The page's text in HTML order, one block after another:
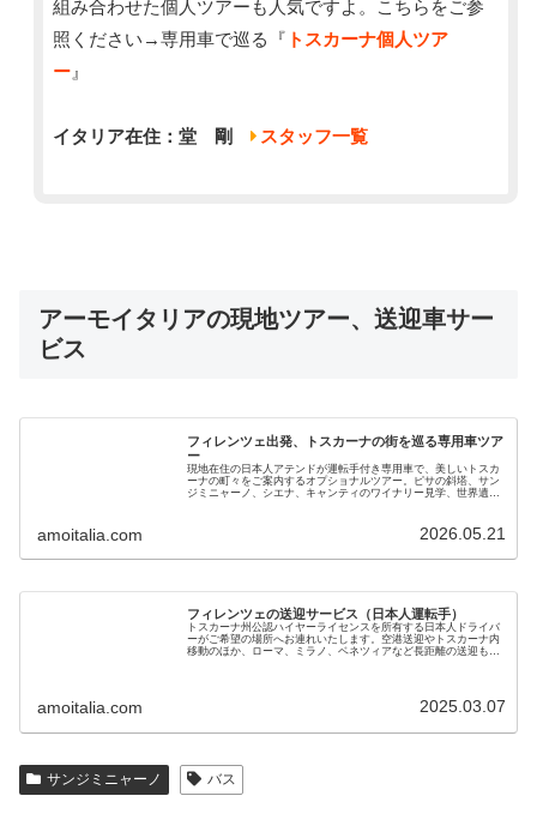
組み合わせた個人ツアーも人気ですよ。こちらをご参
照ください→専用車で巡る『 トスカーナ個人ツア
ー 』
イタリア在住：堂 剛 スタッフ一覧
アーモイタリアの現地ツアー、送迎車サー
ビス
フィレンツェ出発、トスカーナの街を巡る専用車ツア
ー
現地在住の日本人アテンドが運転手付き専用車で、美しいトスカ
ーナの町々をご案内するオプショナルツアー。ピサの斜塔、サン
ジミニャーノ、シエナ、キャンティのワイナリー見学、世界遺産
amoitalia.com 2026.05.21
フィレンツェの送迎サービス（日本人運転手）
トスカーナ州公認ハイヤーライセンスを所有する日本人ドライバ
ーがご希望の場所へお連れいたします。空港送迎やトスカーナ内
移動のほか、ローマ、ミラノ、ベネツィアなど長距離の送迎も可
amoitalia.com 2025.03.07
サンジミニャーノ バス